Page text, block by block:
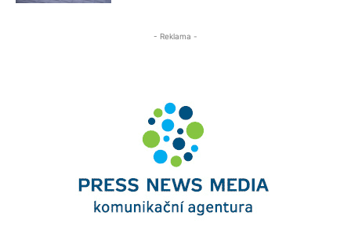
- Reklama -